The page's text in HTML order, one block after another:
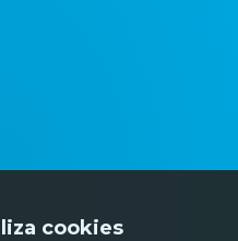
cookies